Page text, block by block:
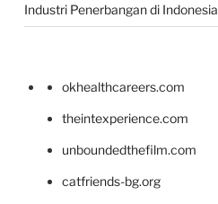
Industri Penerbangan di Indonesia
okhealthcareers.com
theintexperience.com
unboundedthefilm.com
catfriends-bg.org